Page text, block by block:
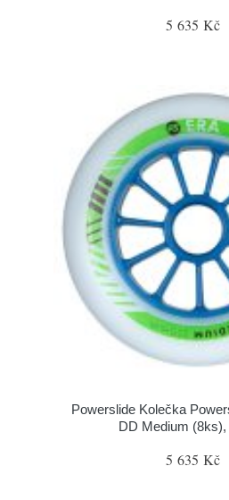
5 635 Kč
Powerslide Kolečka
DD Medium (8ks),
5 635 Kč